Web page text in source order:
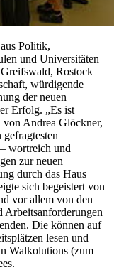
Politik,
und Universitäten
Rostock
würdigende
der neuen
Erfolg. „Es ist
Andrea Glöckner,
wortreich und
zur neuen
durch das Haus
sich begeistert von
vor allem von den
Die können auf
lesen und
Walkolutions (zum